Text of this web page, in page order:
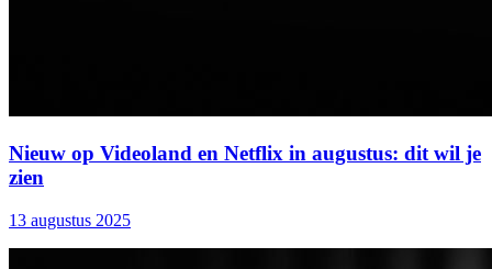
Nieuw op Videoland en Netflix in augustus: dit wil je
zien
13 augustus 2025